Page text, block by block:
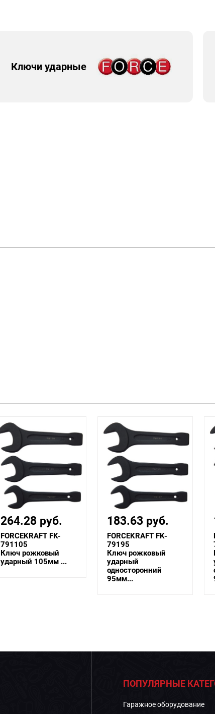
Ключи ударные
183.63 руб.
FORCEKRAFT FK-
79195
Ключ рожковый
ударный
161.55 руб.
FORCEKRAFT FK-
79190
Ключ рожковый
ударный
односторонний
90мм...
ПОПУЛЯРНЫЕ
Гаражное оборудование